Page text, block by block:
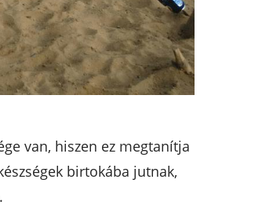
van, hiszen ez megtanítja
birtokába jutnak,